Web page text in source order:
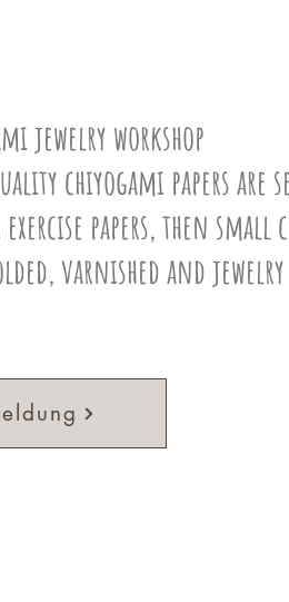
jewelry workshop
chiyogami papers are
papers, then small
varnished and jewelry